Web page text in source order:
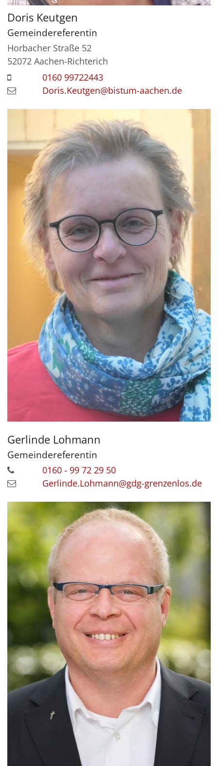
Doris Keutgen
Gemeindereferentin
Horbacher Straße 52
52072 Aachen-Richterich
0160 99722443
Doris.Keutgen@bistum-aachen.de
Gerlinde Lohmann
Gemeinde­referentin
0160 - 99 72 29 50
Gerlinde.Lohmann@gdg-grenzenlos.de